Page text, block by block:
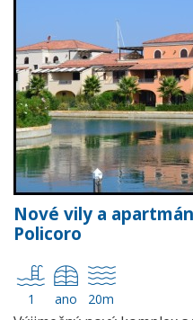
Nové vily a
Policoro
1 ano 20m